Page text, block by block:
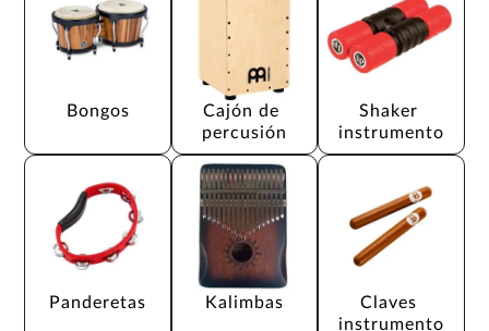
Bongos
Cajón de
percusión
Shaker
instrumento
Panderetas Kalimbas
Claves
instrumento